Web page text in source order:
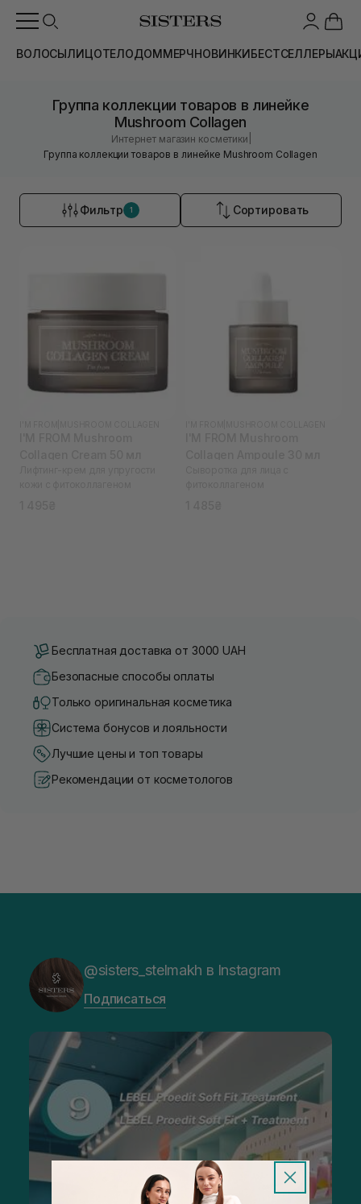
ВОЛОСЫЛИЦОТЕЛОДОММЕРЧНОВИНКИБЕСТСЕЛЛЕРЫ
Группа коллекции товаров в линейке
Mushroom Collagen
Интернет магазин косметики
Группа коллекции товаров в линейке Mushroom Collagen
Фильтр 1 Сортировать
Бесплатная доставка от 3000 UAH
Безопасные способы оплаты
Только оригинальная косметика
Система бонусов и лояльности
Лучшие цены и топ товары
Рекомендации от косметологов
@sisters_stelmakh в Instagram
Подписаться